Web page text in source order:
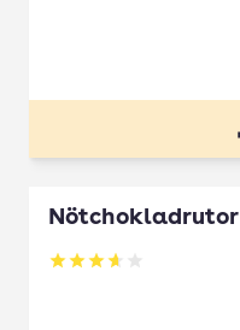
Nötchokladrutor
Betyg: 3.65 av 5